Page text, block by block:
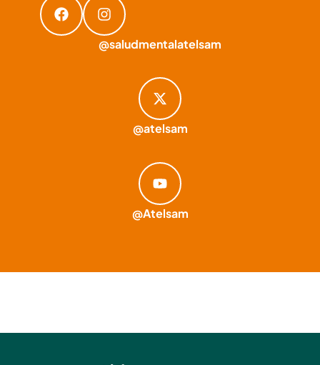
@saludmentalatelsam
@atelsam
@Atelsam